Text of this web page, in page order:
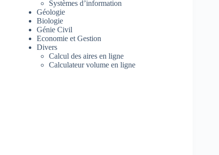
Systèmes d’information
Géologie
Biologie
Génie Civil
Economie et Gestion
Divers
Calcul des aires en ligne
Calculateur volume en ligne